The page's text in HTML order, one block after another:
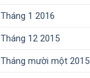
Tháng 1 2016
Tháng 12 2015
Tháng mười một 2015